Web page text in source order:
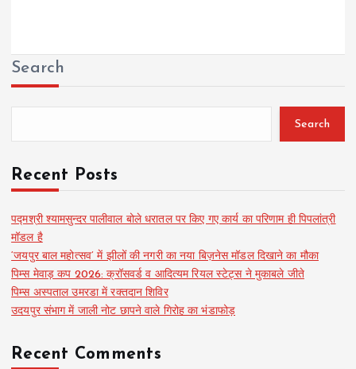
Search
Search
Recent Posts
पद्मश्री श्यामसुन्दर पालीवाल बोले धरातल पर किए गए कार्य का परिणाम ही पिपलांत्री
मॉडल है
‘जयपुर बाल महोत्सव’ में झीलों की नगरी का नया बिज़नेस मॉडल दिखाने का मौका
पिम्स मेवाड़ कप 2026: क्रॉसवर्ड व आदित्यम रियल स्टेट्स ने मुकाबले जीते
पिम्स अस्पताल उमरडा में रक्तदान शिविर
उदयपुर संभाग में जाली नोट छापने वाले गिरोह का भंडाफोड़
Recent Comments